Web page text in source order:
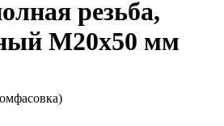
резьба,
M20x50 мм